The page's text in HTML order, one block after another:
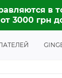
в
3000 грн